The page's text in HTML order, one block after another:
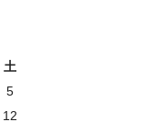
土
5
12